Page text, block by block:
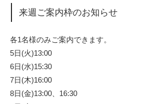
来週ご案内枠のお知らせ
各1名様のみご案内できます。
5日(火)13:00
6日(水)15:30
7日(木)16:00
8日(金)13:00、16:30